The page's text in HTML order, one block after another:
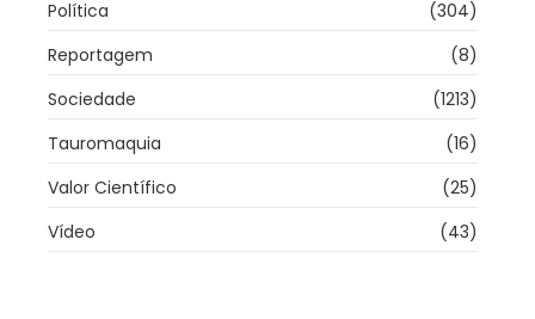
Política
(304)
Reportagem
(8)
Sociedade
(1213)
Tauromaquia
(16)
Valor Científico
(25)
Vídeo
(43)